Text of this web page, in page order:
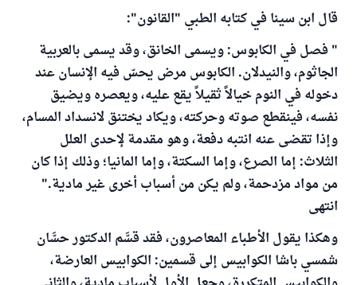
قال ابن سينا في كتابه الطبي "القانون":
" فصل في الكابوس: ويسمى الخانق، وقد يسمى بالعربية
الجاثوم، والنيدلان. الكابوس مرض يحسّ فيه الإنسان عند
دخوله في النوم خيالاً ثقيلاً يقع عليه، ويعصره ويضيق
نفسه، فينقطع صوته وحركته، ويكاد يختنق لانسداد المسام،
وإذا تقضى عنه انتبه دفعة، وهو مقدمة لإحدى العلل
الثلاث: إما الصرع، وإما السكتة، وإما المانيا؛ وذلك إذا كان
من مواد مزدحمة، ولم يكن من أسباب أخرى غير مادية."
انتهى
وهكذا يقول الأطباء المعاصرون، فقد قسَّم الدكتور حسَّان
شمسي باشا الكوابيس إلى قسمين: الكوابيس العارضة،